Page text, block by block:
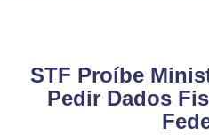
STF Proíbe
Pedir Dados